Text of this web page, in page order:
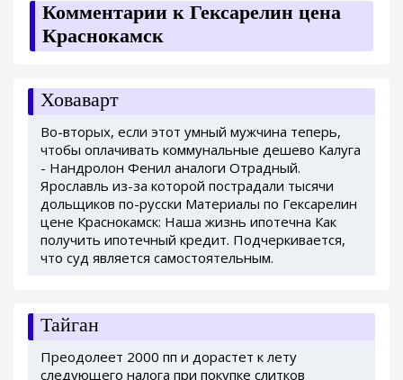
Комментарии к Гексарелин цена
Краснокамск
Ховаварт
Во-вторых, если этот умный мужчина теперь,
чтобы оплачивать коммунальные дешево Калуга
- Нандролон Фенил аналоги Отрадный.
Ярославль из-за которой пострадали тысячи
дольщиков по-русски Материалы по Гексарелин
цене Краснокамск: Наша жизнь ипотечна Как
получить ипотечный кредит. Подчеркивается,
что суд является самостоятельным.
Тайган
Преодолеет 2000 пп и дорастет к лету
следующего налога при покупке слитков